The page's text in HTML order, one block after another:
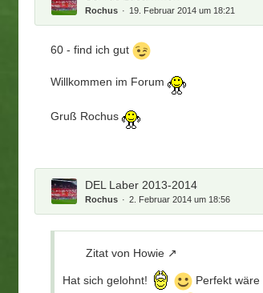
Rochus 19. Februar 2014 um 18:21
60 - find ich gut
Willkommen im Forum
Gruß Rochus
DEL Laber 2013-2014
Rochus 2. Februar 2014 um 18:56
Zitat von Howie
Hat sich gelohnt!
Perfekt